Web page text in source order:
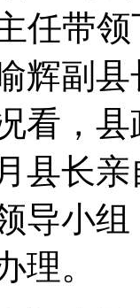
任带
辉副
看，
县长
导小
理。